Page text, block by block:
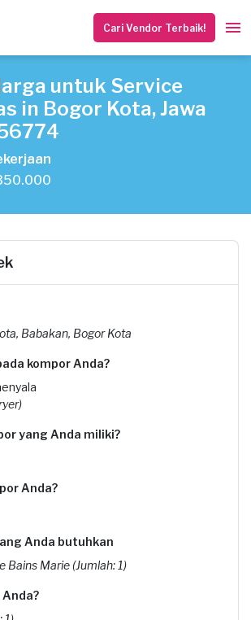
Cari Vendor Terbaik!
untuk Service
in Bogor Kota, Jawa
Babakan, Bogor Kota
kompor Anda?
yang Anda miliki?
Anda?
Anda butuhkan
Bains Marie (Jumlah: 1)